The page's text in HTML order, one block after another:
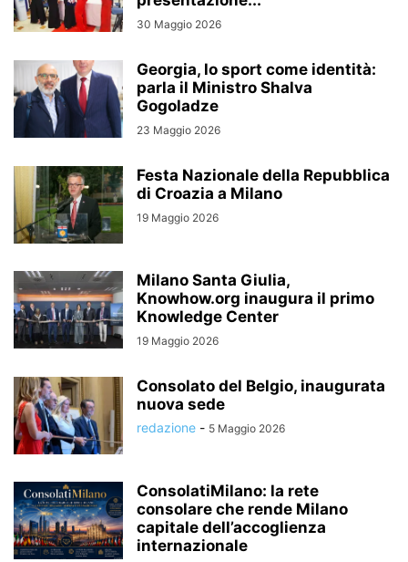
30 Maggio 2026
Georgia, lo sport come identità:
parla il Ministro Shalva
Gogoladze
23 Maggio 2026
Festa Nazionale della Repubblica
di Croazia a Milano
19 Maggio 2026
Milano Santa Giulia,
Knowhow.org inaugura il primo
Knowledge Center
19 Maggio 2026
Consolato del Belgio, inaugurata
nuova sede
redazione - 5 Maggio 2026
ConsolatiMilano: la rete
consolare che rende Milano
capitale dell’accoglienza
internazionale